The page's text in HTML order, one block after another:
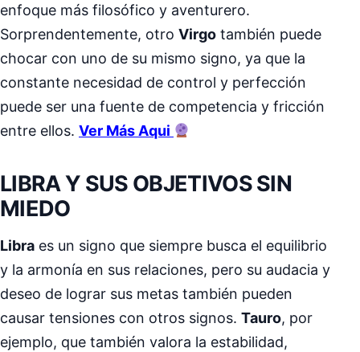
enfoque más filosófico y aventurero.
Sorprendentemente, otro Virgo también puede
chocar con uno de su mismo signo, ya que la
constante necesidad de control y perfección
puede ser una fuente de competencia y fricción
entre ellos. Ver Más Aqui
LIBRA Y SUS OBJETIVOS SIN
MIEDO
Libra es un signo que siempre busca el equilibrio
y la armonía en sus relaciones, pero su audacia y
deseo de lograr sus metas también pueden
causar tensiones con otros signos. Tauro, por
ejemplo, que también valora la estabilidad,